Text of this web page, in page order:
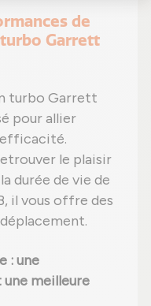
de
Garrett
turbo Garrett
pour allier
le plaisir
durée de vie de
il vous offre des
: une
meilleure